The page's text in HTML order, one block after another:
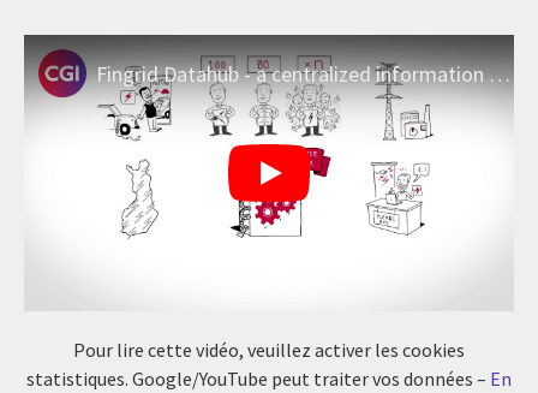
Fingrid Datahub - a centralized information exchange system for the electricity retail market
Pour lire cette vidéo, veuillez activer les cookies
statistiques. Google/YouTube peut traiter vos données – En